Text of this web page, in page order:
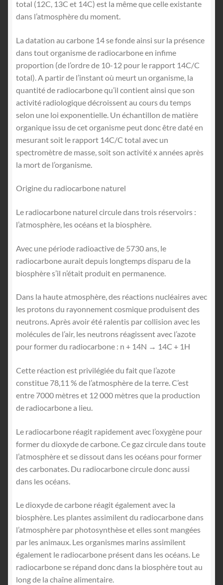
total (12C, 13C et 14C) est la même que celle existante
dans l’atmosphère du moment.
La datation au carbone 14 se fonde ainsi sur la présence
dans tout organisme de radiocarbone en infime
proportion (de l’ordre de 10-12 pour le rapport 14C/C
total). A partir de l’instant où meurt un organisme, la
quantité de radiocarbone qu’il contient ainsi que son
activité radiologique décroissent au cours du temps
selon une loi exponentielle. Un échantillon de matière
organique issu de cet organisme peut donc être daté en
mesurant soit le rapport 14C/C total avec un
spectromètre de masse, soit son activité x années après
la mort de l’organisme.
Origine du radiocarbone naturel
Le radiocarbone naturel circule dans trois réservoirs :
l’atmosphère, les océans et la biosphère.
Avec une période radioactive de 5730 ans, le
radiocarbone aurait depuis longtemps disparu de la
biosphère s’il n’était produit en permanence.
Dans la haute atmosphère, des réactions nucléaires avec
les protons du rayonnement cosmique produisent des
neutrons. Après avoir été ralentis par collision avec les
molécules de l’air, les neutrons réagissent avec l’azote
pour former du radiocarbone : n + 14N → 14C + 1H
Cette réaction est privilégiée du fait que l’azote
constitue 78,11 % de l’atmosphère de la terre. C’est
entre 7000 mètres et 12 000 mètres que la production
de radiocarbone a lieu.
Le radiocarbone réagit rapidement avec l’oxygène pour
former du dioxyde de carbone. Ce gaz circule dans toute
l’atmosphère et se dissout dans les océans pour former
des carbonates. Du radiocarbone circule donc aussi
dans les océans.
Le dioxyde de carbone réagit également avec la
biosphère. Les plantes assimilent du radiocarbone dans
l’atmosphère par photosynthèse et elles sont mangées
par les animaux. Les organismes marins assimilent
également le radiocarbone présent dans les océans. Le
radiocarbone se répand donc dans la biosphère tout au
long de la chaîne alimentaire.